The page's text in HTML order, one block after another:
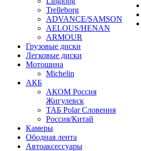
Trelleborg
ADVANCE/SAMSON
AELOUS/HENAN
ARMOUR
Грузовые диски
Легковые диски
Мотошина
Michelin
АКБ
АКОМ Россия
Жигулевск
ТАБ Polar Словения
Россия/Китай
Камеры
Ободная лента
Автоаксессуары